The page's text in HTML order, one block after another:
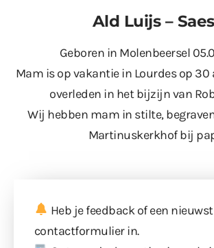
Ald Luijs – Saes
Geboren in Molenbeersel
Mam is op vakantie in Lourdes op
overleden in het bijzijn van
Wij hebben mam in stilte,
Martinuskerkhof bij
Heb je feedback of een
contactformulierin.